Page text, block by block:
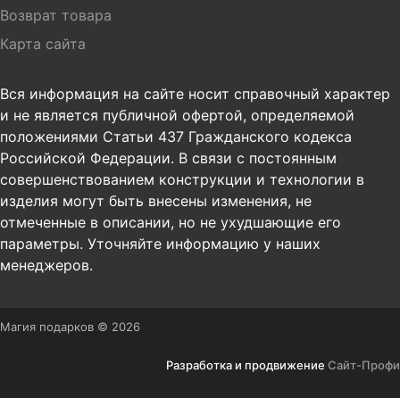
Возврат товара
Карта сайта
Вся информация на сайте носит справочный характер
и не является публичной офертой, определяемой
положениями Статьи 437 Гражданского кодекса
Российской Федерации. В связи с постоянным
совершенствованием конструкции и технологии в
изделия могут быть внесены изменения, не
отмеченные в описании, но не ухудшающие его
параметры. Уточняйте информацию у наших
менеджеров.
Магия подарков © 2026
Разработка и продвижение Сайт-Профи